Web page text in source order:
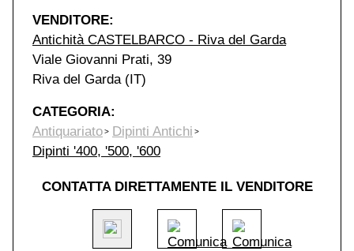
VENDITORE:
Antichità CASTELBARCO - Riva del Garda
Viale Giovanni Prati, 39
Riva del Garda (IT)
CATEGORIA:
Antiquariato
Dipinti Antichi
Dipinti '400, '500, '600
CONTATTA DIRETTAMENTE IL VENDITORE